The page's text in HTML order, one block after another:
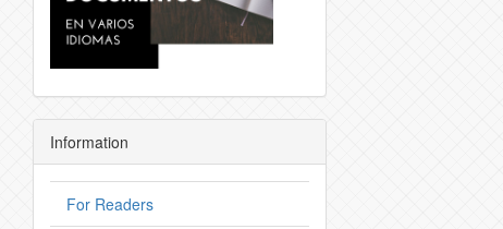
Information
For Readers